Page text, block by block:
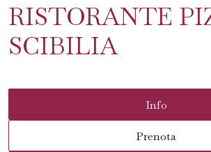
RISTORANTE
SCIBILIA
Info
Prenota